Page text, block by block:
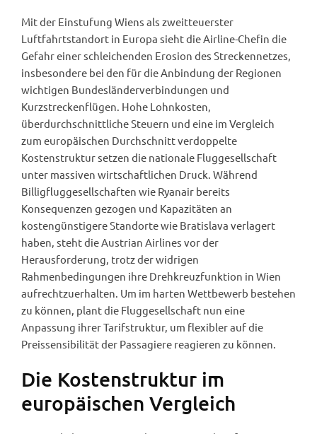
Mit der Einstufung Wiens als zweitteuerster
Luftfahrtstandort in Europa sieht die Airline-Chefin die
Gefahr einer schleichenden Erosion des Streckennetzes,
insbesondere bei den für die Anbindung der Regionen
wichtigen Bundesländerverbindungen und
Kurzstreckenflügen. Hohe Lohnkosten,
überdurchschnittliche Steuern und eine im Vergleich
zum europäischen Durchschnitt verdoppelte
Kostenstruktur setzen die nationale Fluggesellschaft
unter massiven wirtschaftlichen Druck. Während
Billigfluggesellschaften wie Ryanair bereits
Konsequenzen gezogen und Kapazitäten an
kostengünstigere Standorte wie Bratislava verlagert
haben, steht die Austrian Airlines vor der
Herausforderung, trotz der widrigen
Rahmenbedingungen ihre Drehkreuzfunktion in Wien
aufrechtzuerhalten. Um im harten Wettbewerb bestehen
zu können, plant die Fluggesellschaft nun eine
Anpassung ihrer Tarifstruktur, um flexibler auf die
Preissensibilität der Passagiere reagieren zu können.
Die Kostenstruktur im
europäischen Vergleich